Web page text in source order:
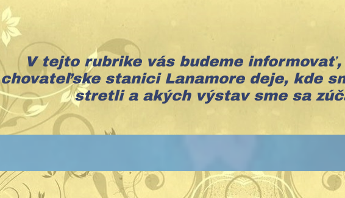
V tejto rubrike vás budeme
chovateľske stanici Lanamore deje, kde
stretli a akých výstav sme sa